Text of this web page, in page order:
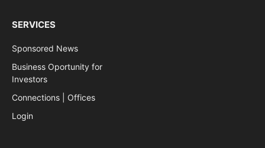
SERVICES
Sponsored News
Business Oportunity for
Investors
Connections | Offices
Login